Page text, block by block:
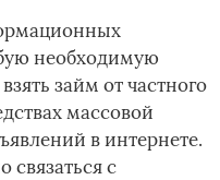
необходимую
займ от частного
массовой
в интернете.
связаться с